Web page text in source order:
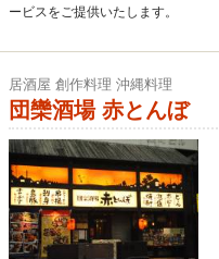
ービスをご提供いたします。
居酒屋 創作料理 沖縄料理
団欒酒場 赤とんぼ